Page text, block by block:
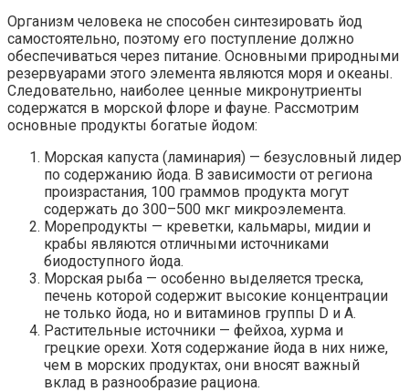
Организм человека не способен синтезировать йод
самостоятельно, поэтому его поступление должно
обеспечиваться через питание. Основными природными
резервуарами этого элемента являются моря и океаны.
Следовательно, наиболее ценные микронутриенты
содержатся в морской флоре и фауне. Рассмотрим
основные продукты богатые йодом:
Морская капуста (ламинария) — безусловный лидер
по содержанию йода. В зависимости от региона
произрастания, 100 граммов продукта могут
содержать до 300–500 мкг микроэлемента.
Морепродукты — креветки, кальмары, мидии и
крабы являются отличными источниками
биодоступного йода.
Морская рыба — особенно выделяется треска,
печень которой содержит высокие концентрации
не только йода, но и витаминов группы D и A.
Растительные источники — фейхоа, хурма и
грецкие орехи. Хотя содержание йода в них ниже,
чем в морских продуктах, они вносят важный
вклад в разнообразие рациона.